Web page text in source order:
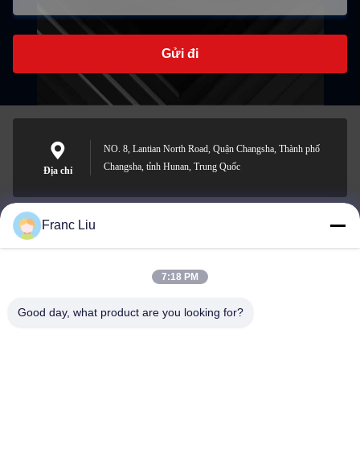
Gửi đi
Địa chỉ
NO. 8, Lantian North Road, Quận Changsha, Thành phố
Changsha, tỉnh Hunan, Trung Quốc
sales09@vdbattery.com
Franc Liu
7:18 PM
Good day, what product are you looking for?